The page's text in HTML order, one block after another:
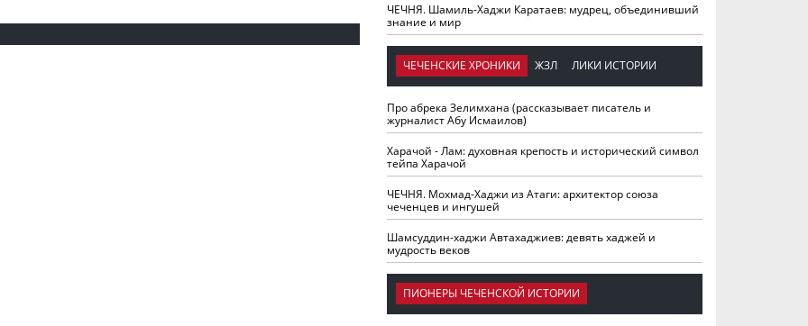
ЧЕЧНЯ. Шамиль-Хаджи Каратаев: мудрец, объединивший
знание и мир
ЧЕЧЕНСКИЕ ХРОНИКИ ЖЗЛ ЛИКИ ИСТОРИИ
Про абрека Зелимхана (рассказывает писатель и
журналист Абу Исмаилов)
Харачой - Лам: духовная крепость и исторический символ
тейпа Харачой
ЧЕЧНЯ. Мохмад-Хаджи из Атаги: архитектор союза
чеченцев и ингушей
Шамсуддин-хаджи Автахаджиев: девять хаджей и
мудрость веков
ПИОНЕРЫ ЧЕЧЕНСКОЙ ИСТОРИИ